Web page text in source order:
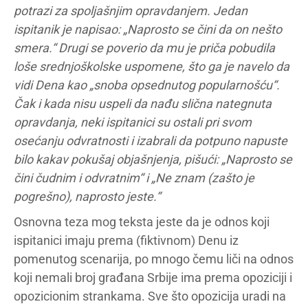
potrazi za spoljašnjim opravdanjem. Jedan
ispitanik je napisao: „Naprosto se čini da on nešto
smera.“ Drugi se poverio da mu je priča pobudila
loše srednjoškolske uspomene, što ga je navelo da
vidi Dena kao „snoba opsednutog popularnošću“.
Čak i kada nisu uspeli da nađu slična nategnuta
opravdanja, neki ispitanici su ostali pri svom
osećanju odvratnosti i izabrali da potpuno napuste
bilo kakav pokušaj objašnjenja, pišući: „Naprosto se
čini čudnim i odvratnim“ i „Ne znam (zašto je
pogrešno), naprosto jeste.“
Osnovna teza mog teksta jeste da je odnos koji
ispitanici imaju prema (fiktivnom) Denu iz
pomenutog scenarija, po mnogo čemu liči na odnos
koji nemali broj građana Srbije ima prema opoziciji i
opozicionim strankama. Sve što opozicija uradi na